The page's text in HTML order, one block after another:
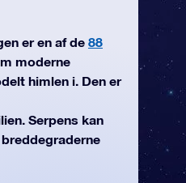
er en af de 88
moderne
himlen i. Den er
Serpens kan